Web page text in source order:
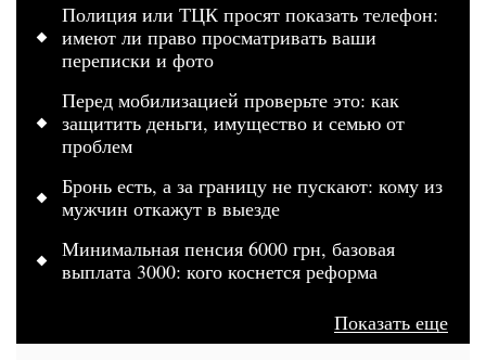
Полиция или ТЦК просят показать телефон:
имеют ли право просматривать ваши
переписки и фото
Перед мобилизацией проверьте это: как
защитить деньги, имущество и семью от
проблем
Бронь есть, а за границу не пускают: кому из
мужчин откажут в выезде
Минимальная пенсия 6000 грн, базовая
выплата 3000: кого коснется реформа
Показать еще